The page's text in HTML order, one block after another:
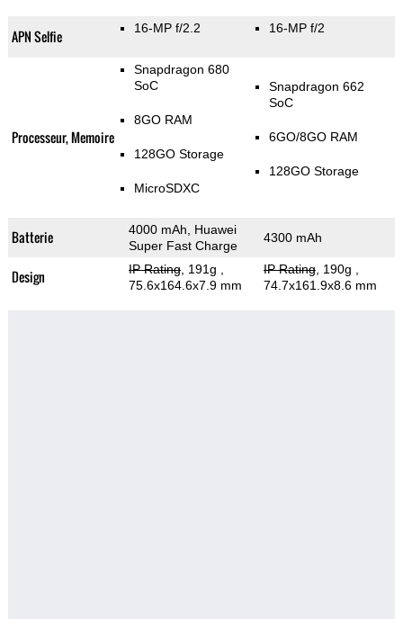
APN Selfie 16-MP f/2.2 16-MP f/2
Processeur, Memoire
Snapdragon 680
SoC
8GO RAM
128GO Storage
MicroSDXC
Snapdragon 662
SoC
6GO/8GO RAM
128GO Storage
Batterie
4000 mAh, Huawei
Super Fast Charge
4300 mAh
Design IP Rating, 191g
75.6x164.6x7.9 mm
IP Rating, 190g
74.7x161.9x8.6 mm